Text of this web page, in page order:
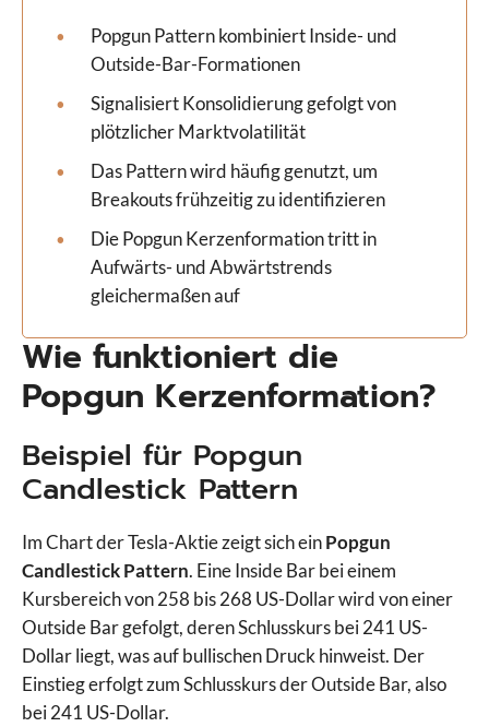
Popgun Pattern kombiniert Inside- und
Outside-Bar-Formationen
Signalisiert Konsolidierung gefolgt von
plötzlicher Marktvolatilität
Das Pattern wird häufig genutzt, um
Breakouts frühzeitig zu identifizieren
Die Popgun Kerzenformation tritt in
Aufwärts- und Abwärtstrends
gleichermaßen auf
Wie funktioniert die
Popgun Kerzenformation?
Beispiel für Popgun
Candlestick Pattern
Im Chart der Tesla-Aktie zeigt sich einPopgun
Candlestick Pattern. Eine Inside Bar bei einem
Kursbereich von 258 bis 268 US-Dollar wird von einer
Outside Bar gefolgt, deren Schlusskurs bei 241 US-
Dollar liegt, was auf bullischen Druck hinweist. Der
Einstieg erfolgt zum Schlusskurs der Outside Bar, also
bei 241 US-Dollar.